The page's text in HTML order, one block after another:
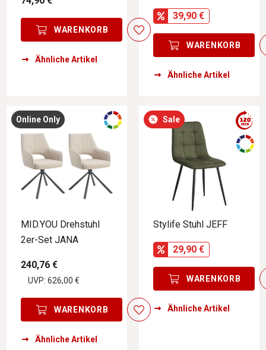
WARENKORB
Ähnliche Artikel
39,90 €
WARENKORB
Ähnliche Artikel
Online Only
MID.YOU Drehstuhl
2er-Set JANA
240,76 €
UVP: 626,00 €
WARENKORB
Ähnliche Artikel
Sale
Stylife Stuhl JEFF
29,90 €
WARENKORB
Ähnliche Artikel